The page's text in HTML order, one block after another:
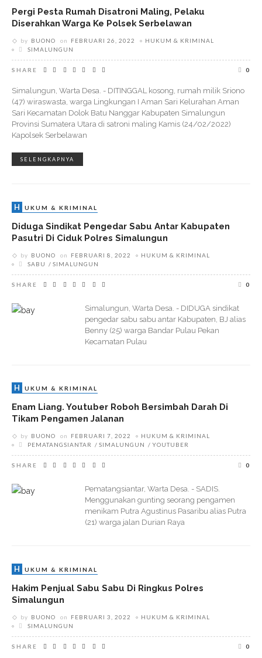
Pergi Pesta Rumah Disatroni Maling, Pelaku
Diserahkan Warga Ke Polsek Serbelawan
by BUONO on FEBRUARI 26, 2022
HUKUM & KRIMINAL
SIMALUNGUN
SHARE 0
Simalungun, Warta Desa. - DITINGGAL kosong, rumah milik Sriono
(47) wiraswasta, warga Lingkungan I Aman Sari Kelurahan Aman
Sari Kecamatan Dolok Batu Nanggar Kabupaten Simalungun
Provinsi Sumatera Utara di satroni maling Kamis (24/02/2022)
Kapolsek Serbelawan
SELENGKAPNYA
H UKUM & KRIMINAL
Diduga Sindikat Pengedar Sabu Antar Kabupaten
Pasutri Di Ciduk Polres Simalungun
by BUONO on FEBRUARI 8, 2022
HUKUM & KRIMINAL
SABU
SIMALUNGUN
SHARE 0
Simalungun, Warta Desa. - DIDUGA sindikat
pengedar sabu sabu antar Kabupaten, BJ alias
Benny (25) warga Bandar Pulau Pekan
Kecamatan Pulau
H UKUM & KRIMINAL
Enam Liang. Youtuber Roboh Bersimbah Darah Di
Tikam Pengamen Jalanan
by BUONO on FEBRUARI 7, 2022
HUKUM & KRIMINAL
PEMATANGSIANTAR
SIMALUNGUN YOUTUBER
SHARE 0
Pematangsiantar, Warta Desa. - SADIS.
Menggunakan gunting seorang pengamen
menikam Putra Agustinus Pasaribu alias Putra
(21) warga jalan Durian Raya
H UKUM & KRIMINAL
Hakim Penjual Sabu Sabu Di Ringkus Polres
Simalungun
by BUONO on FEBRUARI 3, 2022
HUKUM & KRIMINAL
SIMALUNGUN
SHARE 0